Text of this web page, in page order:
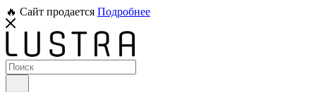
🔥 Сайт продается Подробнее